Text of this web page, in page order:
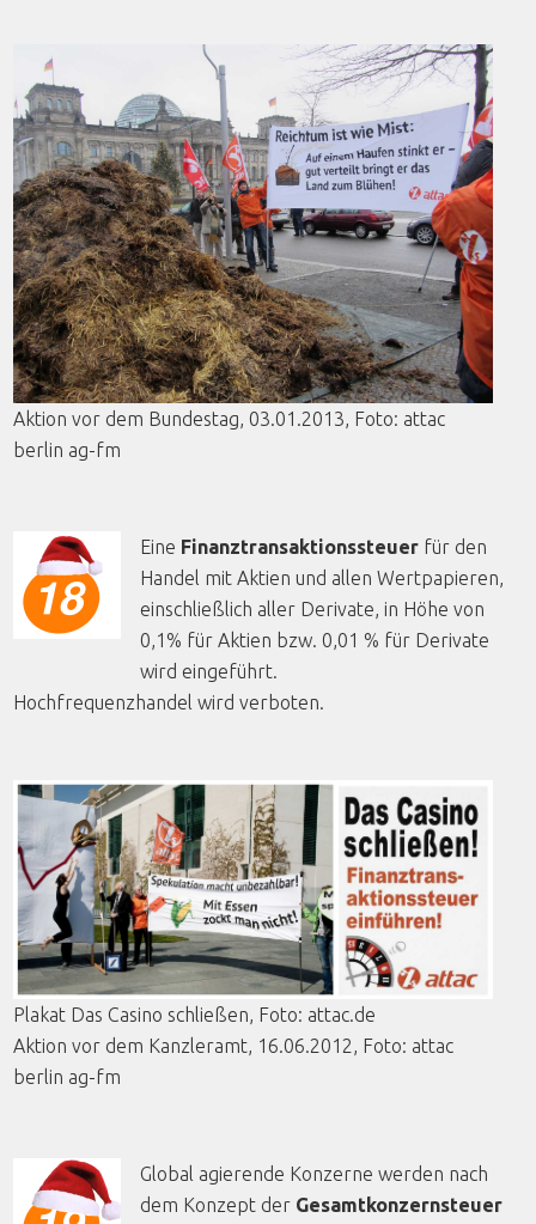
Aktion vor dem Bundestag, 03.01.2013, Foto: attac
berlin ag-fm
Eine Finanztransaktionssteuer für den
Handel mit Aktien und allen Wertpapieren,
einschließlich aller Derivate, in Höhe von
0,1% für Aktien bzw. 0,01 % für Derivate
wird eingeführt.
Hochfrequenzhandel wird verboten.
Plakat Das Casino schließen, Foto: attac.de
Aktion vor dem Kanzleramt, 16.06.2012, Foto: attac
berlin ag-fm
Global agierende Konzerne werden nach
dem Konzept der Gesamtkonzernsteuer